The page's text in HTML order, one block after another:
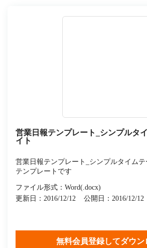
営業日報テンプレート_シンプルタ
イト
営業日報テンプレート_シンプルタイム
テンプレートです
ファイル形式：Word(.docx)
更新日：2016/12/12
公開日：2016/12/12
無料会員登録してダウン